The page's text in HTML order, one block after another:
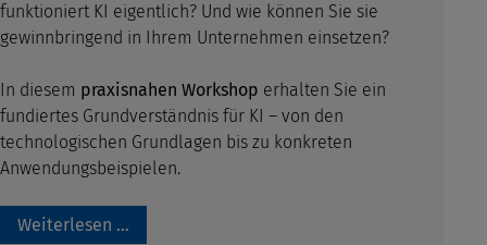
funktioniert KI eigentlich? Und wie können Sie sie
gewinnbringend in Ihrem Unternehmen einsetzen?
In diesem praxisnahen Workshop erhalten Sie ein
fundiertes Grundverständnis für KI – von den
technologischen Grundlagen bis zu konkreten
Anwendungsbeispielen.
Weiterlesen …